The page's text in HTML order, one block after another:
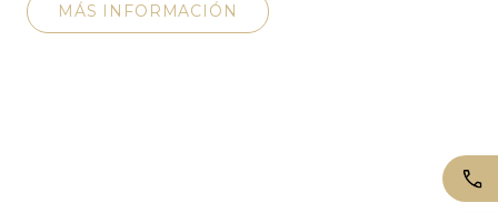
MÁS INFORMACIÓN